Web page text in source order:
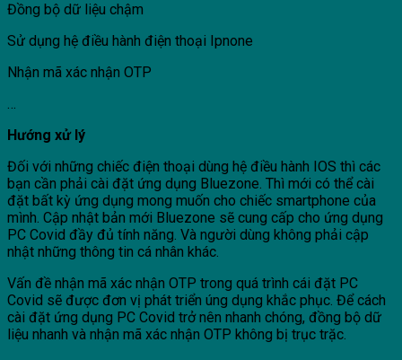
Đồng bộ dữ liệu chậm
Sử dụng hệ điều hành điện thoại Ipnone
Nhận mã xác nhận OTP
…
Hướng xử lý
Đối với những chiếc điện thoại dùng hệ điều hành IOS thì các
bạn cần phải cài đặt ứng dụng Bluezone. Thì mới có thể cài
đặt bất kỳ ứng dụng mong muốn cho chiếc smartphone của
mình. Cập nhật bản mới Bluezone sẽ cung cấp cho ứng dụng
PC Covid đầy đủ tính năng. Và người dùng không phải cập
nhật những thông tin cá nhân khác.
Vấn đề nhận mã xác nhận OTP trong quá trình cái đặt PC
Covid sẽ được đơn vị phát triển úng dụng khắc phục. Để cách
cài đặt ứng dụng PC Covid trở nên nhanh chóng, đồng bộ dữ
liệu nhanh và nhận mã xác nhận OTP không bị trục trặc.